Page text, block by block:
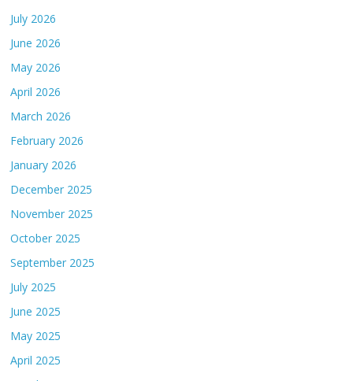
July 2026
June 2026
May 2026
April 2026
March 2026
February 2026
January 2026
December 2025
November 2025
October 2025
September 2025
July 2025
June 2025
May 2025
April 2025